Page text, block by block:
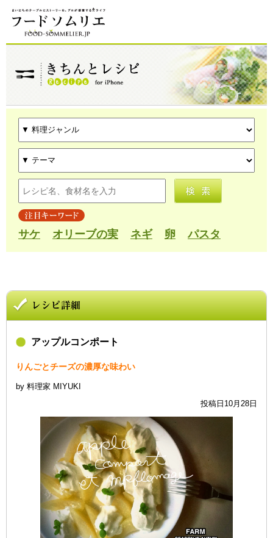
サケ オリーブの実 ネギ 卵 パスタ
アップルコンポート
りんごとチーズの濃厚な味わい
by 料理家 MIYUKI
投稿日10月28日